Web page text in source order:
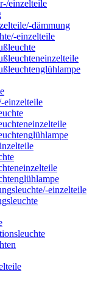
einzelteile
dämmung
einzelteile
einzelteile
einzelteile